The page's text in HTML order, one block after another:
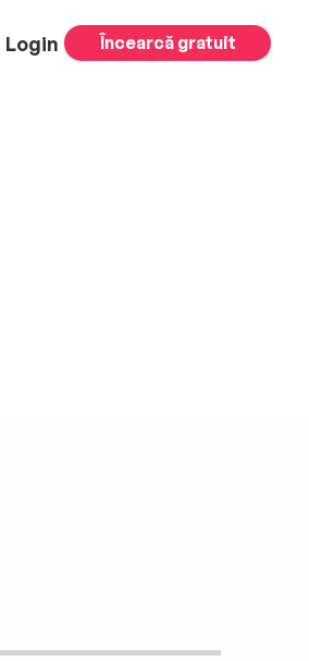
Login Încearcă gratuit